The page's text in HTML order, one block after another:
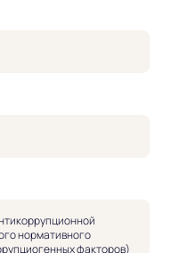
нормативного
факторов)